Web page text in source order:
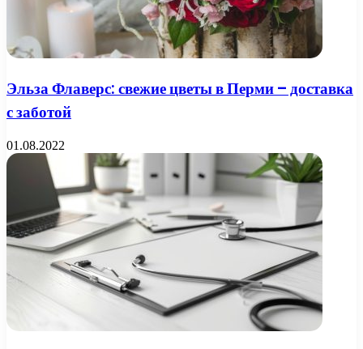
Эльза Флаверс: свежие цветы в Перми – доставка
с заботой
01.08.2022